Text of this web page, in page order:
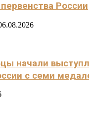
России
начали
с семи